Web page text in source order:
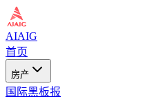
AIAIG
首页
房产
国际黑板报